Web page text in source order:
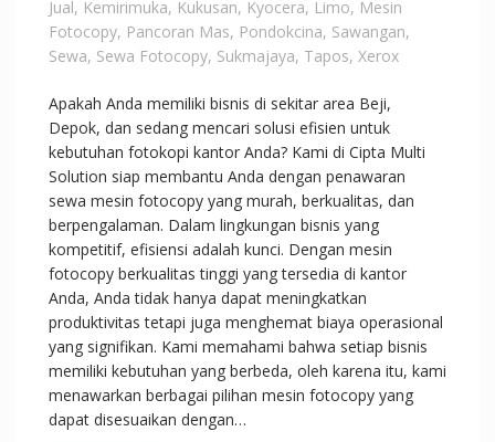
Jual, Kemirimuka, Kukusan, Kyocera, Limo, Mesin
Fotocopy, Pancoran Mas, Pondokcina, Sawangan,
Sewa, Sewa Fotocopy, Sukmajaya, Tapos, Xerox
Apakah Anda memiliki bisnis di sekitar area Beji,
Depok, dan sedang mencari solusi efisien untuk
kebutuhan fotokopi kantor Anda? Kami di Cipta Multi
Solution siap membantu Anda dengan penawaran
sewa mesin fotocopy yang murah, berkualitas, dan
berpengalaman. Dalam lingkungan bisnis yang
kompetitif, efisiensi adalah kunci. Dengan mesin
fotocopy berkualitas tinggi yang tersedia di kantor
Anda, Anda tidak hanya dapat meningkatkan
produktivitas tetapi juga menghemat biaya operasional
yang signifikan. Kami memahami bahwa setiap bisnis
memiliki kebutuhan yang berbeda, oleh karena itu, kami
menawarkan berbagai pilihan mesin fotocopy yang
dapat disesuaikan dengan…